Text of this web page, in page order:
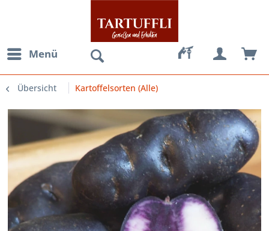
Menü
Übersicht Kartoffelsorten (Alle)